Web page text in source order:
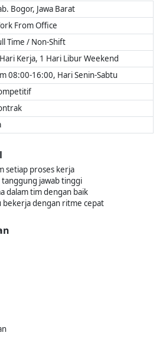
Bogor, Jawa Barat
From Office
Time / Non-Shift
Kerja, 1 Hari Libur Weekend
08:00-16:00, Hari Senin-Sabtu
setiap proses kerja
jawab tinggi
dalam tim dengan baik
bekerja dengan ritme cepat